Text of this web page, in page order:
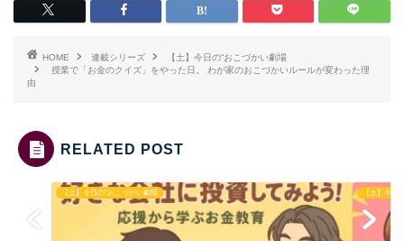
HOME 連載シリーズ
【土】今日の“おこづかい劇場
授業で「お金のクイズ」をやった日。 わが家のおこづかいルールが変わった理
由
RELATED POST
【土】今日の“おこづかい劇場 【土】今日